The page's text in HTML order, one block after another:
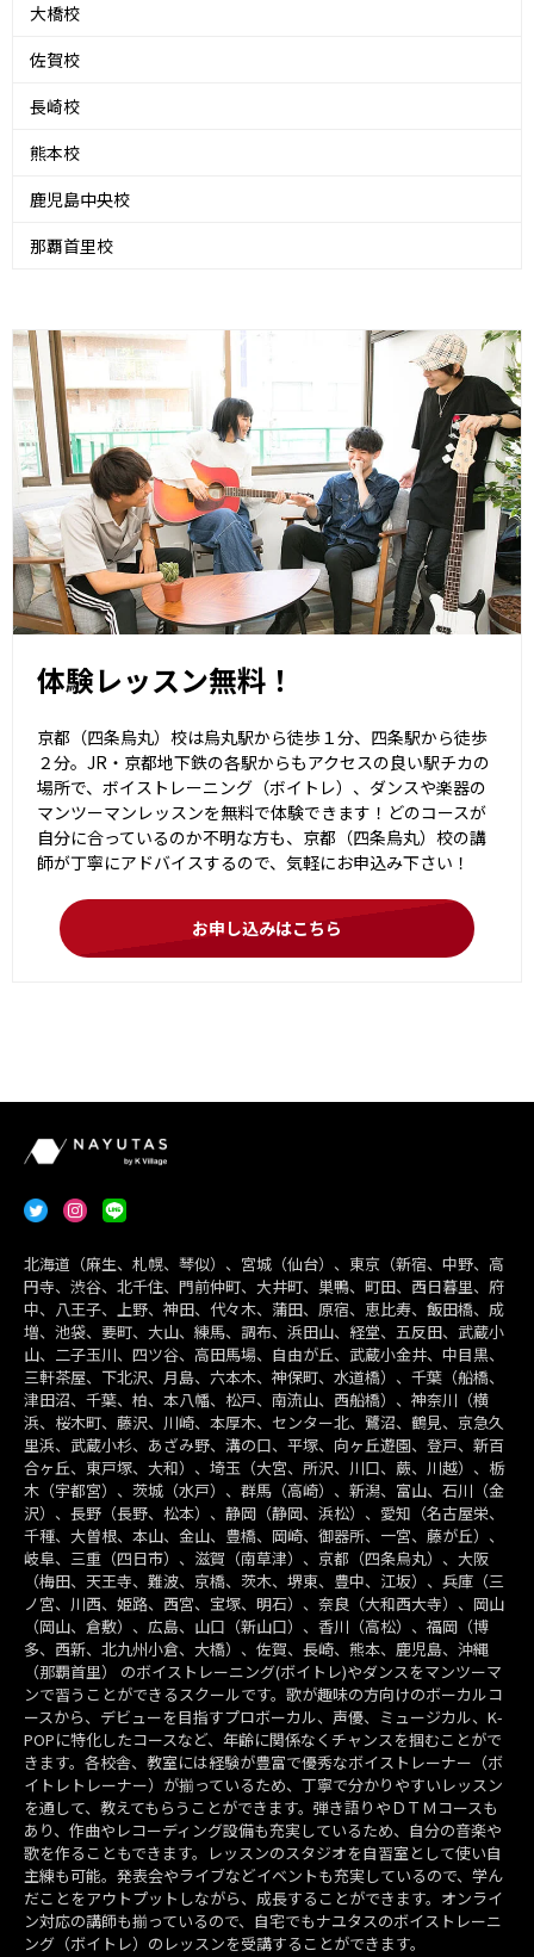
大橋校
佐賀校
長崎校
熊本校
鹿児島中央校
那覇首里校
体験レッスン無料！
京都（四条烏丸）校は烏丸駅から徒歩１分、四条駅から徒歩
２分。JR・京都地下鉄の各駅からもアクセスの良い駅チカの
場所で、ボイストレーニング（ボイトレ）、ダンスや楽器の
マンツーマンレッスンを無料で体験できます！どのコースが
自分に合っているのか不明な方も、京都（四条烏丸）校の講
師が丁寧にアドバイスするので、気軽にお申込み下さい！
お申し込みはこちら
北海道（麻生、札幌、琴似）、宮城（仙台）、東京（新宿、中野、高
円寺、渋谷、北千住、門前仲町、大井町、巣鴨、町田、西日暮里、府
中、八王子、上野、神田、代々木、蒲田、原宿、恵比寿、飯田橋、成
増、池袋、要町、大山、練馬、調布、浜田山、経堂、五反田、武蔵小
山、二子玉川、四ツ谷、高田馬場、自由が丘、武蔵小金井、中目黒、
三軒茶屋、下北沢、月島、六本木、神保町、水道橋）、千葉（船橋、
津田沼、千葉、柏、本八幡、松戸、南流山、西船橋）、神奈川（横
浜、桜木町、藤沢、川崎、本厚木、センター北、鷺沼、鶴見、京急久
里浜、武蔵小杉、あざみ野、溝の口、平塚、向ヶ丘遊園、登戸、新百
合ヶ丘、東戸塚、大和）、埼玉（大宮、所沢、川口、蕨、川越）、栃
木（宇都宮）、茨城（水戸）、群馬（高崎）、新潟、富山、石川（金
沢）、長野（長野、松本）、静岡（静岡、浜松）、愛知（名古屋栄、
千種、大曽根、本山、金山、豊橋、岡崎、御器所、一宮、藤が丘）、
岐阜、三重（四日市）、滋賀（南草津）、京都（四条烏丸）、大阪
（梅田、天王寺、難波、京橋、茨木、堺東、豊中、江坂）、兵庫（三
ノ宮、川西、姫路、西宮、宝塚、明石）、奈良（大和西大寺）、岡山
（岡山、倉敷）、広島、山口（新山口）、香川（高松）、福岡（博
多、西新、北九州小倉、大橋）、佐賀、長崎、熊本、鹿児島、沖縄
（那覇首里） のボイストレーニング(ボイトレ)やダンスをマンツーマ
ンで習うことができるスクールです。歌が趣味の方向けのボーカルコ
ースから、デビューを目指すプロボーカル、声優、ミュージカル、K-
POPに特化したコースなど、年齢に関係なくチャンスを掴むことがで
きます。各校舎、教室には経験が豊富で優秀なボイストレーナー（ボ
イトレトレーナー）が揃っているため、丁寧で分かりやすいレッスン
を通して、教えてもらうことができます。弾き語りやＤＴＭコースも
あり、作曲やレコーディング設備も充実しているため、自分の音楽や
歌を作ることもできます。レッスンのスタジオを自習室として使い自
主練も可能。発表会やライブなどイベントも充実しているので、学ん
だことをアウトプットしながら、成長することができます。オンライ
ン対応の講師も揃っているので、自宅でもナユタスのボイストレーニ
ング（ボイトレ）のレッスンを受講することができます。